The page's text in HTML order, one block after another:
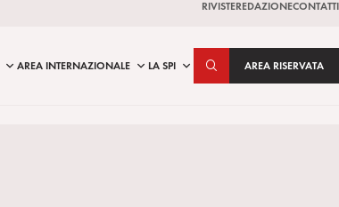
RIVISTEREDAZIONECONTATTI
AREA INTERNAZIONALE LA SPI AREA RISERVATA